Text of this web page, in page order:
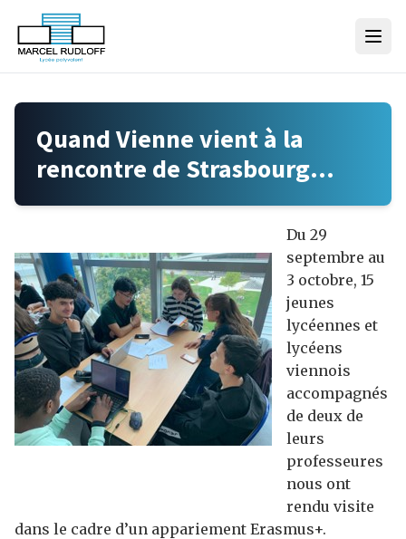
Skip to content
Quand Vienne vient à la
rencontre de Strasbourg…
Du 29
septembre au
3 octobre, 15
jeunes
lycéennes et
lycéens
viennois
accompagnés
de deux de
leurs
professeures
nous ont
rendu visite
dans le cadre d’un appariement Erasmus+.